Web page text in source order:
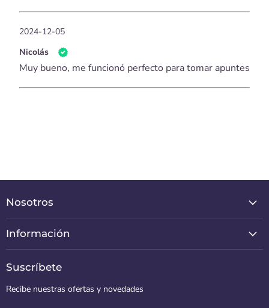
2024-12-05
Nicolás
Muy bueno, me funcionó perfecto para tomar apuntes
Nosotros
Información
Suscríbete
Recibe nuestras ofertas y novedades